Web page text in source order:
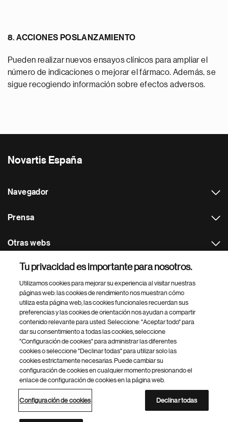
8. ACCIONES POSLANZAMIENTO
Pueden realizar nuevos ensayos clínicos para ampliar el
número de indicaciones o mejorar el fármaco. Además, se
sigue recogiendo información sobre efectos adversos.
Novartis España
Navegador
Prensa
Otras webs
Footer Site Search
Footer
Bottom
© 2026 Novartis Farmacéutica, SA
Protección de datos
Configuración de cookies
Contacto Novartis Farmacéutica
Mapa web
Sistema Interno de Información de Novartis (SpeakUp)
Directorio de Novartis
Tu privacidad es importante para nosotros.
Utilizamos cookies para mejorar su experiencia al visitar nuestras
páginas web: las cookies de rendimiento nos muestran cómo
utiliza esta página web, las cookies funcionales recuerdan sus
preferencias y las cookies de orientación nos ayudan a compartir
contenido relevante para usted. Seleccione: "Aceptar todo" para
dar su consentimiento a todas las cookies, seleccione
"Configuración de cookies" para administrar las diferentes
cookies o seleccione "Declinar todas" para utilizar solo las
cookies estrictamente necesarias. Puede cambiar su
configuración de cookies en cualquier momento presionando el
enlace de configuración de cookies en la página web.
Configuración de cookies Declinar todas